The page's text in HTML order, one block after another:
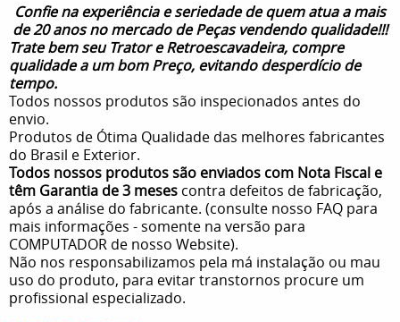
Confie na experiência e seriedade de quem atua a mais
de 20 anos no mercado de Peças vendendo qualidade!!!
Trate bem seu Trator e Retroescavadeira, compre
qualidade a um bom Preço, evitando desperdício de
tempo.
Todos nossos produtos são inspecionados antes do
envio.
Produtos de Ótima Qualidade das melhores fabricantes
do Brasil e Exterior.
Todos nossos produtos são enviados com Nota Fiscal e
têm Garantia de 3 meses contra defeitos de fabricação,
após a análise do fabricante. (consulte nosso FAQ para
mais informações - somente na versão para
COMPUTADOR de nosso Website).
Não nos responsabilizamos pela má instalação ou mau
uso do produto, para evitar transtornos procure um
profissional especializado.